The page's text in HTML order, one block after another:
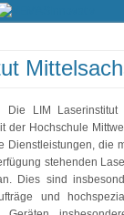
Die LIM Laserinstitut
der Hochschule
Dienstleistungen, die
stehenden
Dies sind
und